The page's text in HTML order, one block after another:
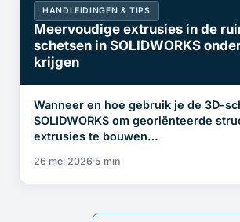
HANDLEIDINGEN & TIPS
Meervoudige extrusies in de
schetsen in SOLIDWORKS
krijgen
Wanneer en hoe gebruik je de 3D-
SOLIDWORKS om georiënteerde
extrusies te bouwen…
26 mei 2026 5 min